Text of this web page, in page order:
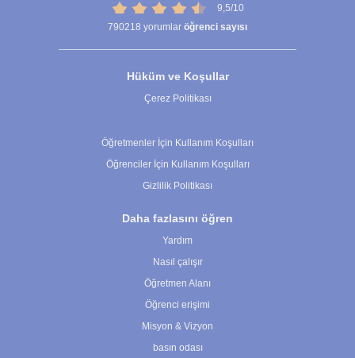
9,5/10
790218 yorumlar öğrenci sayısı
Hüküm ve Koşullar
Çerez Politikası
Öğretmenler İçin Kullanım Koşulları
Öğrenciler İçin Kullanım Koşulları
Gizlilik Politikası
Daha fazlasını öğren
Yardım
Nasıl çalışır
Öğretmen Alanı
Öğrenci erişimi
Misyon & Vizyon
basın odası